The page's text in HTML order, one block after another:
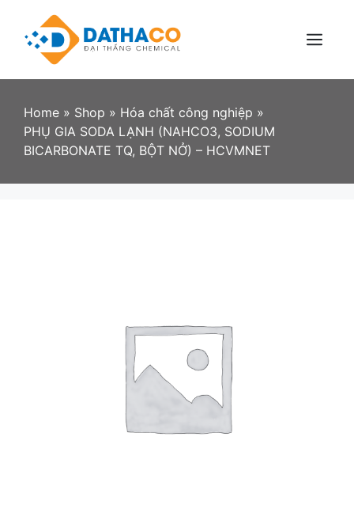
content
Menu
Home » Shop » Hóa chất công nghiệp »
PHỤ GIA SODA LẠNH (NAHCO3, SODIUM
BICARBONATE TQ, BỘT NỞ) – HCVMNET